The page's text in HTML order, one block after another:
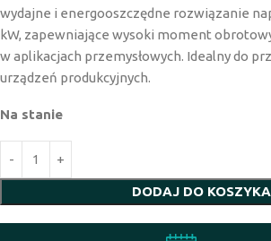
wydajne i energooszczędne rozwiązanie
kW, zapewniające wysoki moment
w aplikacjach przemysłowych. Idealny do
urządzeń produkcyjnych.
Na stanie
DODAJ DO KOSZYKA